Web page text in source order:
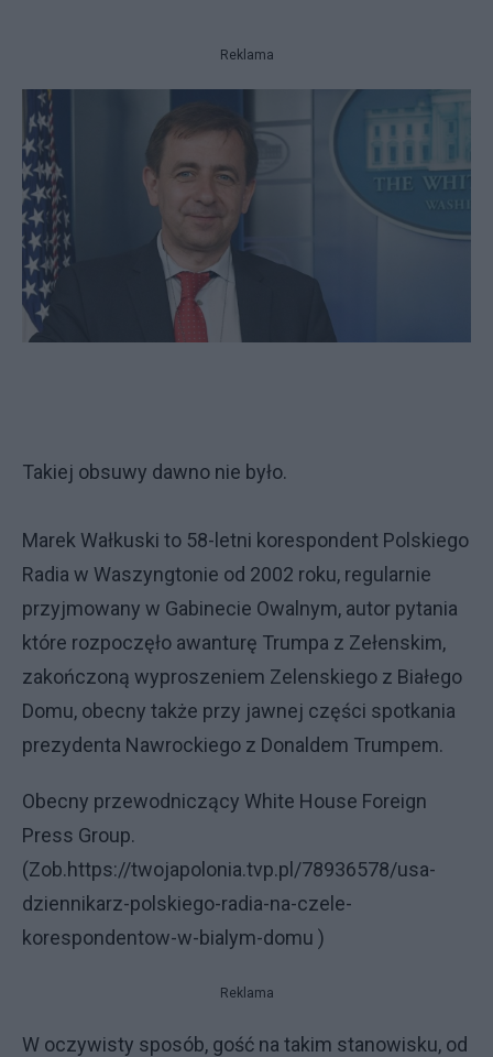
Reklama
Takiej obsuwy dawno nie było.
Marek Wałkuski to 58-letni korespondent Polskiego
Radia w Waszyngtonie od 2002 roku, regularnie
przyjmowany w Gabinecie Owalnym, autor pytania
które rozpoczęło awanturę Trumpa z Zełenskim,
zakończoną wyproszeniem Zelenskiego z Białego
Domu, obecny także przy jawnej części spotkania
prezydenta Nawrockiego z Donaldem Trumpem.
Obecny przewodniczący White House Foreign
Press Group.
(Zob.https://twojapolonia.tvp.pl/78936578/usa-
dziennikarz-polskiego-radia-na-czele-
korespondentow-w-bialym-domu )
Reklama
W oczywisty sposób, gość na takim stanowisku, od